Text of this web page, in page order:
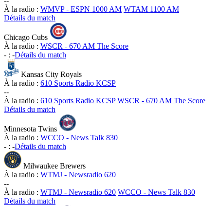
À la radio : WMVP - ESPN 1000 AM WTAM 1100 AM
Détails du match
Chicago Cubs
À la radio : WSCR - 670 AM The Score
- : -Détails du match
Kansas City Royals
À la radio : 610 Sports Radio KCSP
--
À la radio : 610 Sports Radio KCSP WSCR - 670 AM The Score
Détails du match
Minnesota Twins
À la radio : WCCO - News Talk 830
- : -Détails du match
Milwaukee Brewers
À la radio : WTMJ - Newsradio 620
--
À la radio : WTMJ - Newsradio 620 WCCO - News Talk 830
Détails du match